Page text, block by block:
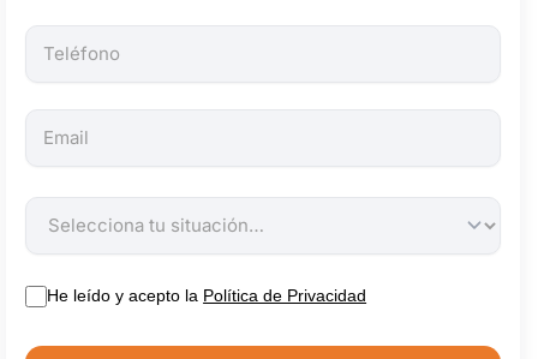
He leído y acepto la Política de Privacidad